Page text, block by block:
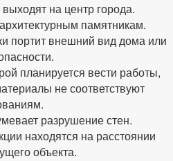
на центр города.
памятникам.
портит внешний вид дома или
планируется вести работы,
не соответствуют
разрушение стен.
находятся на расстоянии
объекта.